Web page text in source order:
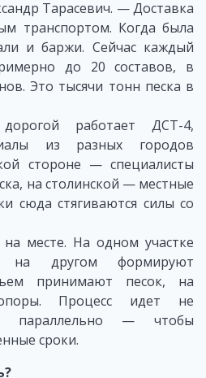
Тарасевич. — Доставка
транспортом. Когда была
и баржи. Сейчас каждый
до 20 составов, в
Это тысячи тонн песка в
работает ДСТ-4,
из разных городов
стороне — специалисты
на столинской — местные
сюда стягиваются силы со
месте. На одном участке
на другом формируют
принимают песок, на
Процесс идет не
а параллельно — чтобы
сроки.